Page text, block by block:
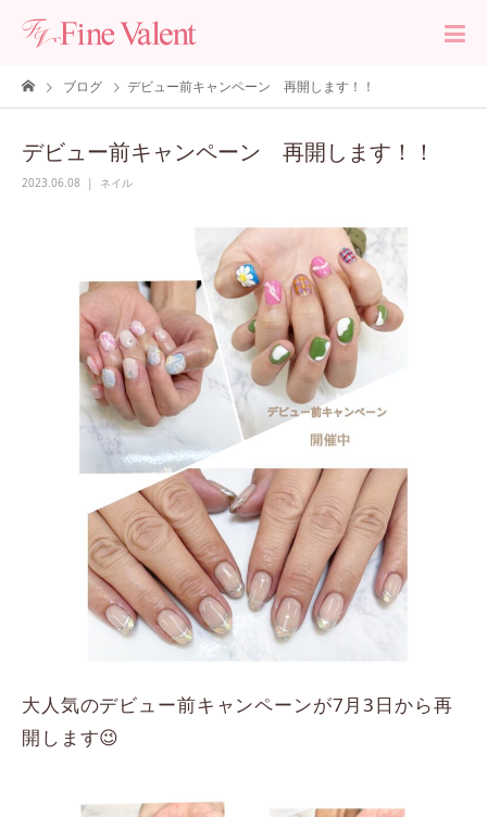
ブログ デビュー前キャンペーン 再開します！！
デビュー前キャンペーン 再開します！！
2023.06.08 ネイル
大人気のデビュー前キャンペーンが7月3日から再
開します😉